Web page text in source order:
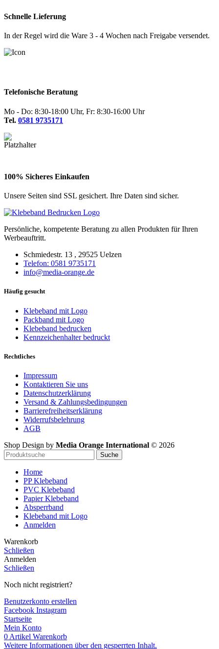
Schnelle Lieferung
In der Regel wird die Ware 3 - 4 Wochen nach Freigabe versendet.
Telefonische Beratung
Mo - Do: 8:30-18:00 Uhr, Fr: 8:30-16:00 Uhr
Tel. 0581 9735171
100% Sicheres Einkaufen
Unsere Seiten sind SSL gesichert. Ihre Daten sind sicher.
Persönliche, kompetente Beratung zu allen Produkten für Ihren
Werbeauftritt.
Schmiedestr. 13 , 29525 Uelzen
Telefon: 0581 9735171
info@media-orange.de
Häufig gesucht
Klebeband mit Logo
Packband mit Logo
Klebeband bedrucken
Kennzeichenhalter bedruckt
Rechtliches
Impressum
Kontaktieren Sie uns
Datenschutzerklärung
Versand & Zahlungsbedingungen
Barrierefreiheitserklärung
Widerrufsbelehrung
AGB
Shop Design by Media Orange International © 2026
Suche
Home
PP Klebeband
PVC Klebeband
Papier Klebeband
Absperrband
Klebeband mit Logo
Anmelden
Warenkorb
Schließen
Anmelden
Schließen
Noch nicht registriert?
Benutzerkonto erstellen
Facebook Instagram
Startseite
Mein Konto
0 Artikel Warenkorb
Weitere Informationen über den gesperrten Inhalt.